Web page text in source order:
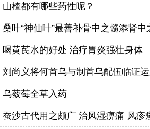
山楂都有哪些药性呢？
桑叶“神仙叶”最善补骨中之髓添肾中
喝黄芪水的好处 治疗胃炎强壮身体
刘尚义将何首乌与制首乌配伍临证运
乌蔹莓全草入药
蚕沙古代用之颇广 治风湿痹痛 风疹